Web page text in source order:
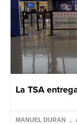
La TSA
MANUEL DURAN